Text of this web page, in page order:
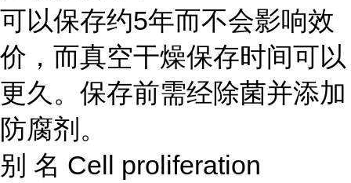
可以保存约5年而不会影响效
价，而真空干燥保存时间可以
更久。保存前需经除菌并添加
防腐剂。
别 名 Cell proliferation